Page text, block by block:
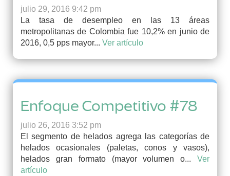
julio 29, 2016 9:42 pm
La tasa de desempleo en las 13 áreas
metropolitanas de Colombia fue 10,2% en junio de
2016, 0,5 pps mayor... Ver artículo
Enfoque Competitivo #78
julio 26, 2016 3:52 pm
El segmento de helados agrega las categorías de
helados ocasionales (paletas, conos y vasos),
helados gran formato (mayor volumen o... Ver
artículo